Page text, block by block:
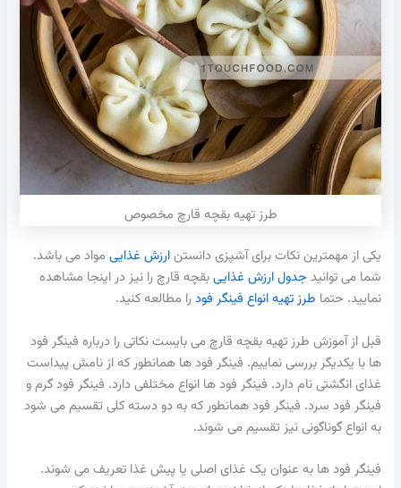
طرز تهیه بقچه قارچ مخصوص
یکی از مهمترین نکات برای آشپزی دانستنارزش غذایی مواد می باشد.
شما می توانیدجدول ارزش غذاییبقچه قارچ را نیز در اینجا مشاهده
نمایید. حتما طرز تهیه انواع فینگر فودرا مطالعه کنید.
قبل از آموزش طرز تهیه بقچه قارچ می بایست نکاتی را درباره فینگر فود
ها با یکدیگر بررسی نماییم. فینگر فود ها همانطور که از نامش پیداست
غذای انگشتی نام دارد. فینگر فود ها انواع مختلفی دارد. فینگر فود گرم و
فینگر فود سرد. فینگر فود همانطور که به دو دسته کلی تقسیم می شود
به انواع گوناگونی نیز تقسیم می شوند.
فینگر فود ها به عنوان یک غذای اصلی یا پیش غذا تعریف می شوند.